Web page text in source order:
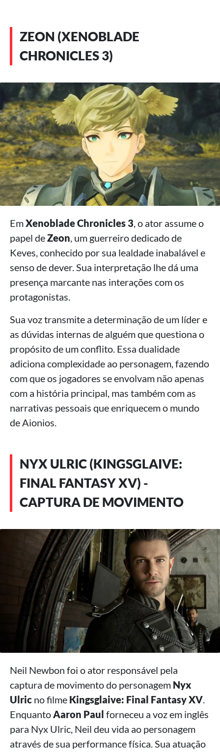
ZEON (XENOBLADE
CHRONICLES 3)
EmXenoblade Chronicles 3, o ator assume o
papel deZeon, um guerreiro dedicado de
Keves, conhecido por sua lealdade inabalável e
senso de dever. Sua interpretação lhe dá uma
presença marcante nas interações com os
protagonistas.
Sua voz transmite a determinação de um líder e
as dúvidas internas de alguém que questiona o
propósito de um conflito. Essa dualidade
adiciona complexidade ao personagem, fazendo
com que os jogadores se envolvam não apenas
com a história principal, mas também com as
narrativas pessoais que enriquecem o mundo
de Aionios.
NYX ULRIC (KINGSGLAIVE:
FINAL FANTASY XV) -
CAPTURA DE MOVIMENTO
Neil Newbon foi o ator responsável pela
captura de movimento do personagem Nyx
Ulric no filme Kingsglaive: Final Fantasy XV.
EnquantoAaron Paul forneceu a voz em inglês
para Nyx Ulric, Neil deu vida ao personagem
através de sua performance física. Sua atuação